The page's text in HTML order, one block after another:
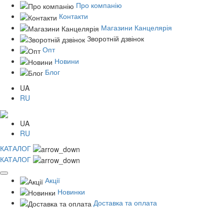
Про компанію
Контакти
Магазини Канцелярія
Зворотній дзвінок
Опт
Новини
Блог
UA
RU
UA
RU
КАТАЛОГ
КАТАЛОГ
Акції
Новинки
Доставка та оплата